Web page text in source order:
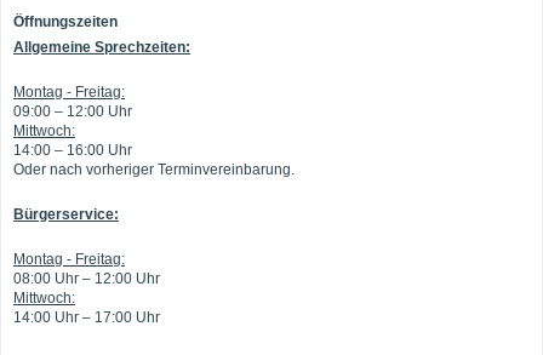
Öffnungszeiten
Allgemeine Sprechzeiten:
Montag - Freitag:
09:00 – 12:00 Uhr
Mittwoch:
14:00 – 16:00 Uhr
Oder nach vorheriger Terminvereinbarung.
Bürgerservice:
Montag - Freitag:
08:00 Uhr – 12:00 Uhr
Mittwoch:
14:00 Uhr – 17:00 Uhr